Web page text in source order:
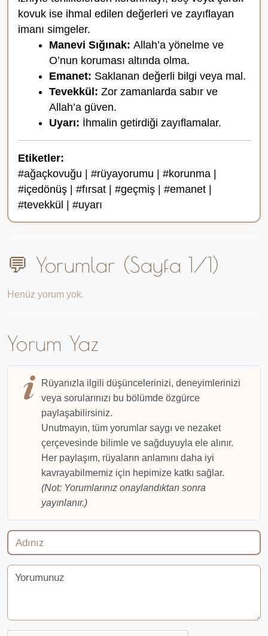
kovuk ise ihmal edilen değerleri ve zayıflayan
imanı simgeler.
Manevi Sığınak: Allah’a yönelme ve
O’nun koruması altında olma.
Emanet: Saklanan değerli bilgi veya mal.
Tevekkül: Zor zamanlarda sabır ve
Allah’a güven.
Uyarı: İhmalin getirdiği zayıflamalar.
Etiketler:
#ağaçkovuğu | #rüyayorumu | #korunma |
#içedönüş | #fırsat | #geçmiş | #emanet |
#tevekkül | #uyarı
💬 Yorumlar (Sayfa 1/1)
Henüz yorum yok.
Yorum Yaz
Rüyanızla ilgili düşüncelerinizi, deneyimlerinizi
veya sorularınızı bu bölümde özgürce
paylaşabilirsiniz.
Unutmayın, tüm yorumlar saygı ve nezaket
çerçevesinde bilimle ve sağduyuyla ele alınır.
Her paylaşım, rüyaların anlamını daha iyi
kavrayabilmemiz için hepimize katkı sağlar.
(Not: Yorumlarınız onaylandıktan sonra
yayınlanır.)